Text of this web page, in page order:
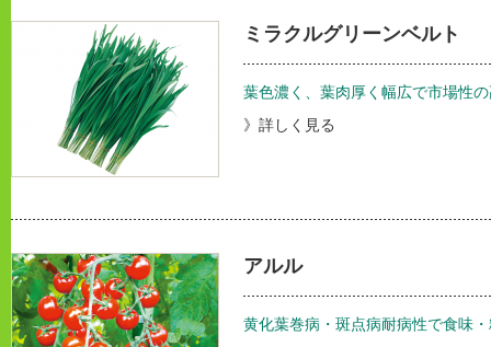
ミラクルグリーンベルト
葉色濃く、葉肉厚く幅広で市場性
》詳しく見る
アルル
黄化葉巻病・斑点病耐病性で食味